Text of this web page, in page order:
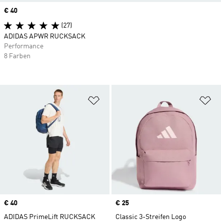
Price
€ 40
ADIDAS PrimeLift RUCKSACK
Price
€ 25
Classic 3-Streifen Logo
Price
€ 40
(27)
ADIDAS APWR RUCKSACK
Performance
8 Farben